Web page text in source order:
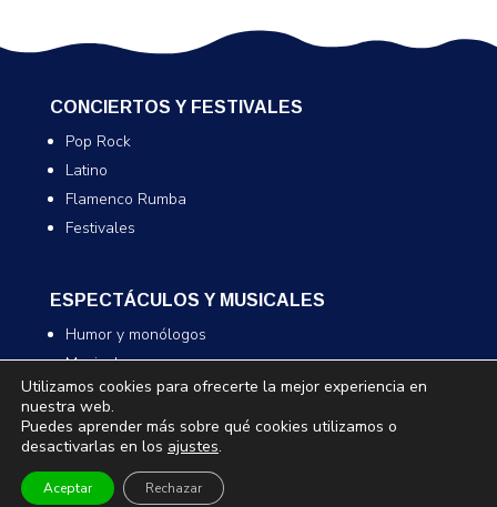
CONCIERTOS Y FESTIVALES
Pop Rock
Latino
Flamenco Rumba
Festivales
ESPECTÁCULOS Y MUSICALES
Humor y monólogos
Musicales
Infantil y familiar
Magia
TEATRO Y DANZA
Utilizamos cookies para ofrecerte la mejor experiencia en
nuestra web.
Puedes aprender más sobre qué cookies utilizamos o
desactivarlas en los ajustes.
Aceptar Rechazar